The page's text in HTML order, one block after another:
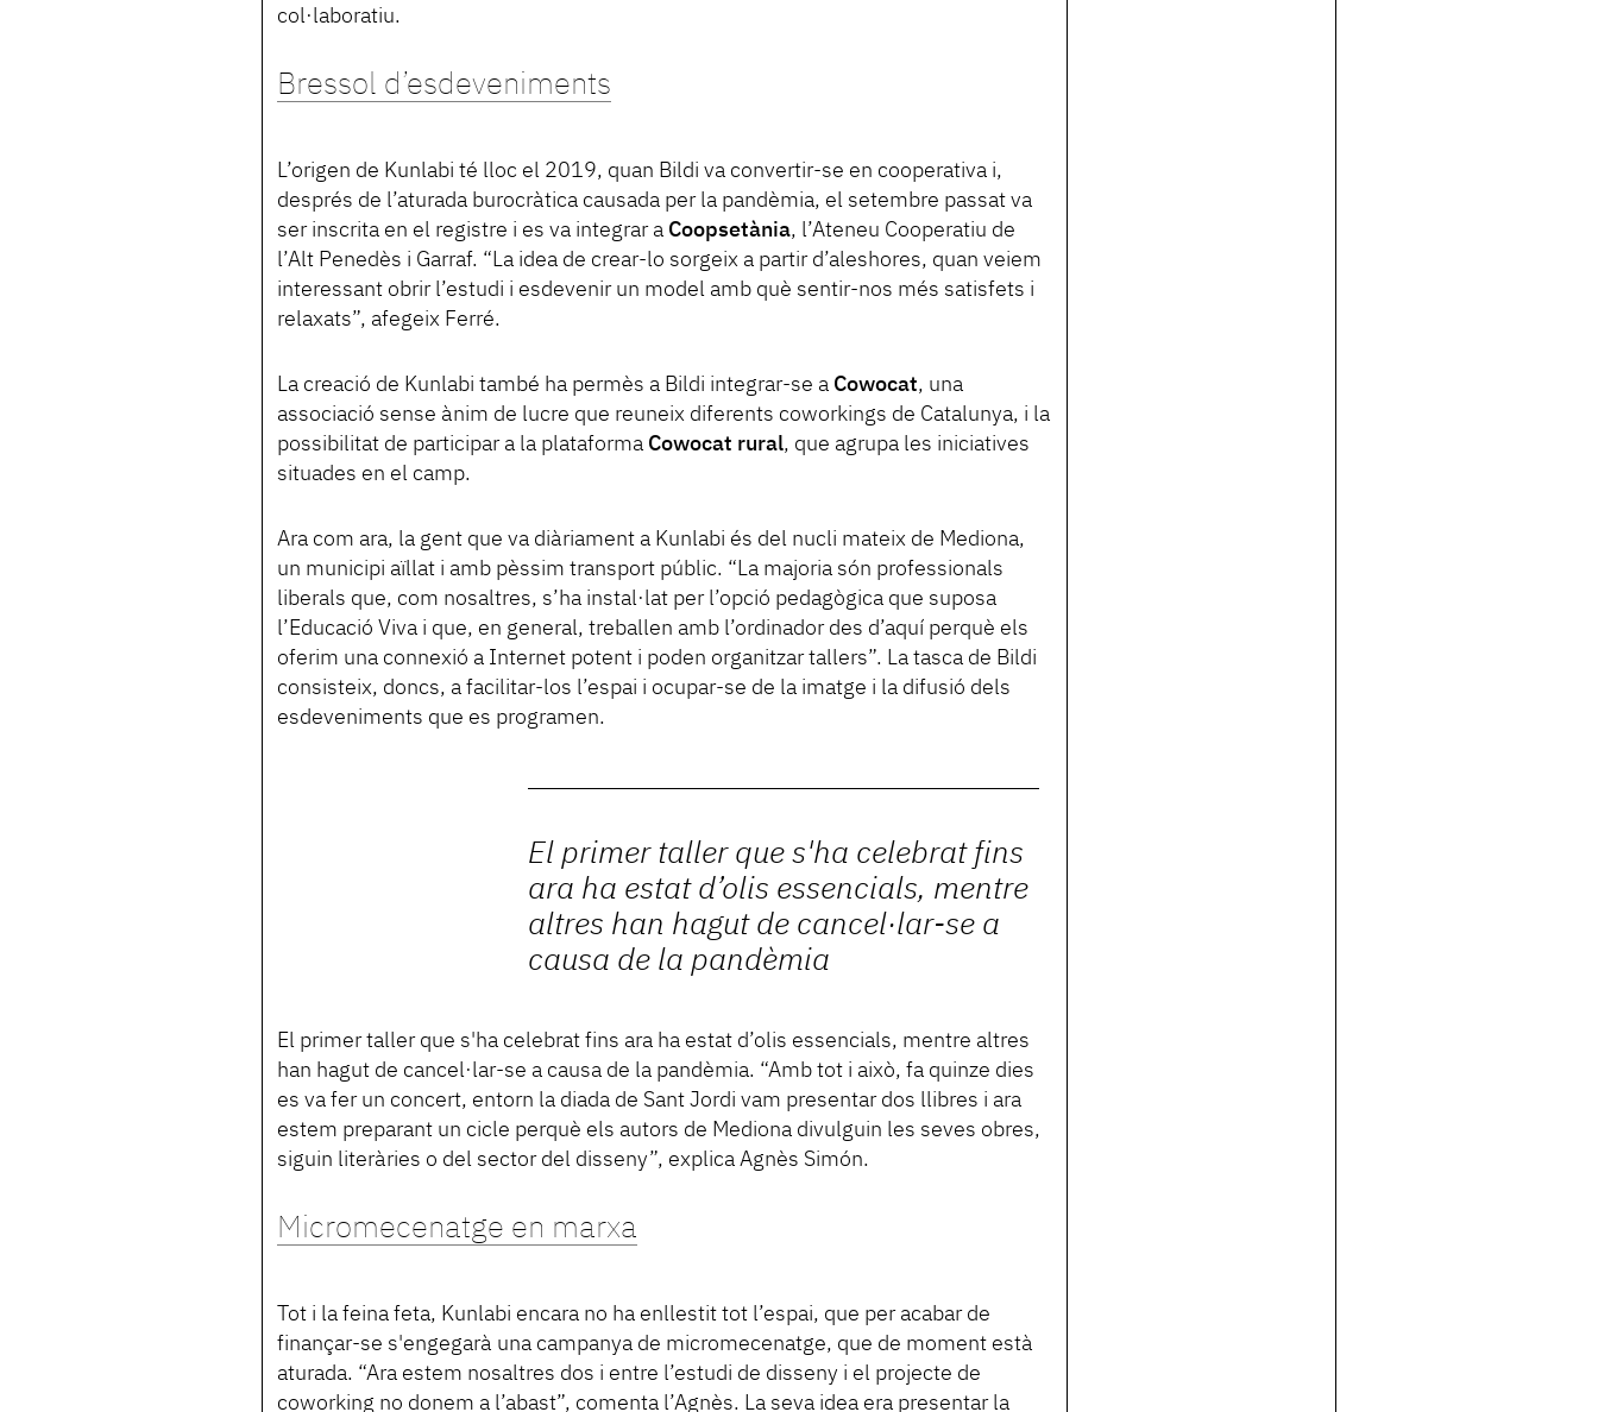
col·laboratiu.
Bressol d’esdeveniments
L’origen de Kunlabi té lloc el 2019, quan Bildi va convertir-se en cooperativa i,
després de l’aturada burocràtica causada per la pandèmia, el setembre passat va
ser inscrita en el registre i es va integrar a Coopsetània, l’Ateneu Cooperatiu de
l’Alt Penedès i Garraf. “La idea de crear-lo sorgeix a partir d’aleshores, quan veiem
interessant obrir l’estudi i esdevenir un model amb què sentir-nos més satisfets i
relaxats”, afegeix Ferré.
La creació de Kunlabi també ha permès a Bildi integrar-se a Cowocat, una
associació sense ànim de lucre que reuneix diferents coworkings de Catalunya, i la
possibilitat de participar a la plataforma Cowocat rural, que agrupa les iniciatives
situades en el camp.
Ara com ara, la gent que va diàriament a Kunlabi és del nucli mateix de Mediona,
un municipi aïllat i amb pèssim transport públic. “La majoria són professionals
liberals que, com nosaltres, s’ha instal·lat per l’opció pedagògica que suposa
l’Educació Viva i que, en general, treballen amb l’ordinador des d’aquí perquè els
oferim una connexió a Internet potent i poden organitzar tallers”. La tasca de Bildi
consisteix, doncs, a facilitar-los l’espai i ocupar-se de la imatge i la difusió dels
esdeveniments que es programen.
El primer taller que s'ha celebrat fins
ara ha estat d’olis essencials, mentre
altres han hagut de cancel·lar-se a
causa de la pandèmia
El primer taller que s'ha celebrat fins ara ha estat d’olis essencials, mentre altres
han hagut de cancel·lar-se a causa de la pandèmia. “Amb tot i això, fa quinze dies
es va fer un concert, entorn la diada de Sant Jordi vam presentar dos llibres i ara
estem preparant un cicle perquè els autors de Mediona divulguin les seves obres,
siguin literàries o del sector del disseny”, explica Agnès Simón.
Micromecenatge en marxa
Tot i la feina feta, Kunlabi encara no ha enllestit tot l’espai, que per acabar de
finançar-se s'engegarà una campanya de micromecenatge, que de moment està
aturada. “Ara estem nosaltres dos i entre l’estudi de disseny i el projecte de
coworking no donem a l’abast”, comenta l’Agnès. La seva idea era presentar la